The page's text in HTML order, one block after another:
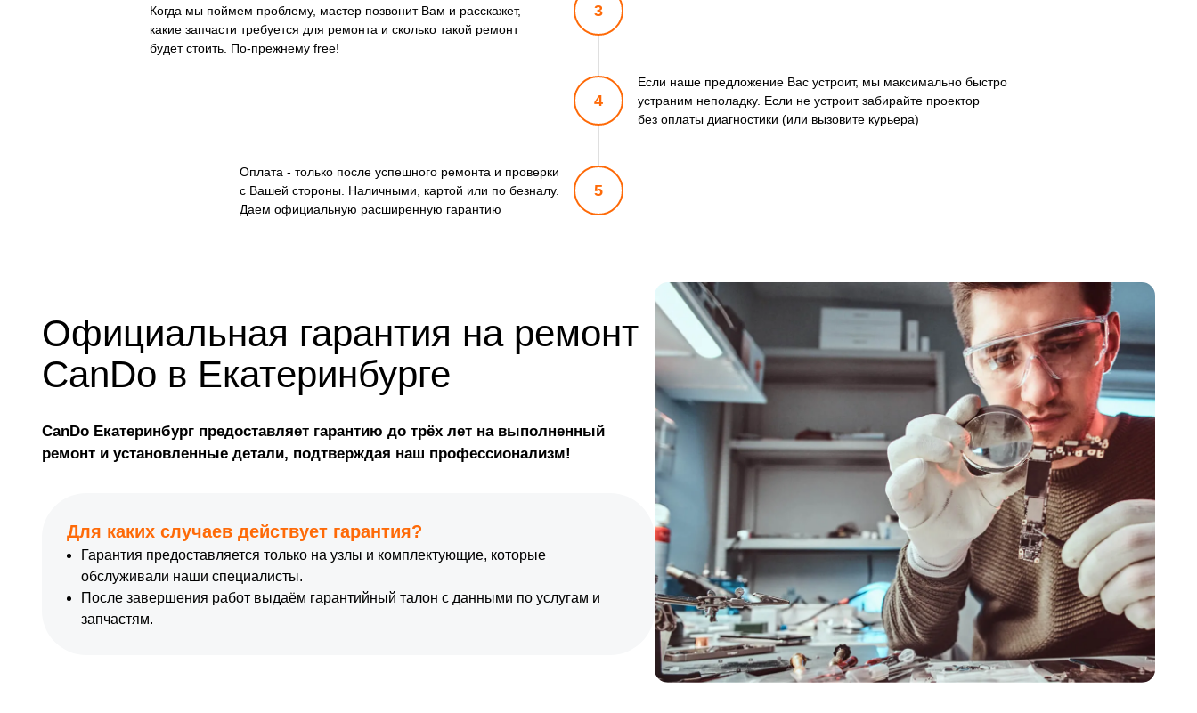
Когда мы поймем проблему, мастер позвонит Вам и расскажет,
какие запчасти требуется для ремонта и сколько такой ремонт
будет стоить. По-прежнему free!
Оплата - только после успешного ремонта и проверки
с Вашей стороны. Наличными, картой или по безналу.
Даем официальную расширенную гарантию
3
4
5
Если наше предложение Вас устроит, мы максимально быстро
устраним неполадку. Если не устроит забирайте проектор
без оплаты диагностики (или вызовите курьера)
Официальная гарантия на ремонт
CanDo в Екатеринбурге
CanDo Екатеринбург предоставляет гарантию до трёх лет на выполненный
ремонт и установленные детали, подтверждая наш профессионализм!
Для каких случаев действует гарантия?
Гарантия предоставляется только на узлы и комплектующие, которые
обслуживали наши специалисты.
После завершения работ выдаём гарантийный талон с данными по услугам и
запчастям.